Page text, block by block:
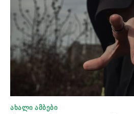
ᲐᲮᲐᲚᲘ ᲐᲛᲑᲔᲑᲘ